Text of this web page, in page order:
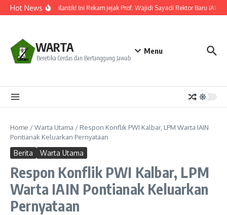
Lewati ke konten
Hot NewsResmi Dilantik! Ini Rekam Jejak Prof. Wajidi Sayadi Rektor Baru IAIN
WARTA
Beretika Cerdas dan Bertanggung Jawab
Menu
Home /Warta Utama / Respon Konflik PWI Kalbar, LPM Warta IAIN
Pontianak Keluarkan Pernyataan
Berita Warta Utama
Respon Konflik PWI Kalbar, LPM
Warta IAIN Pontianak Keluarkan
Pernyataan